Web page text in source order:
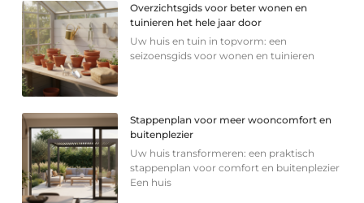
Overzichtsgids voor beter wonen en
tuinieren het hele jaar door
Uw huis en tuin in topvorm: een
seizoensgids voor wonen en tuinieren
Stappenplan voor meer wooncomfort en
buitenplezier
Uw huis transformeren: een praktisch
stappenplan voor comfort en buitenplezier
Een huis